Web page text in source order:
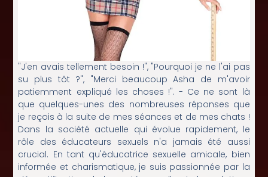
"J'en avais tellement besoin !", "Pourquoi je ne l'ai pas
su plus tôt ?", "Merci beaucoup Asha de m'avoir
patiemment expliqué les choses !". - Ce ne sont là
que quelques-unes des nombreuses réponses que
je reçois à la suite de mes séances et de mes chats !
Dans la société actuelle qui évolue rapidement, le
rôle des éducateurs sexuels n'a jamais été aussi
crucial. En tant qu'éducatrice sexuelle amicale, bien
informée et charismatique, je suis passionnée par la